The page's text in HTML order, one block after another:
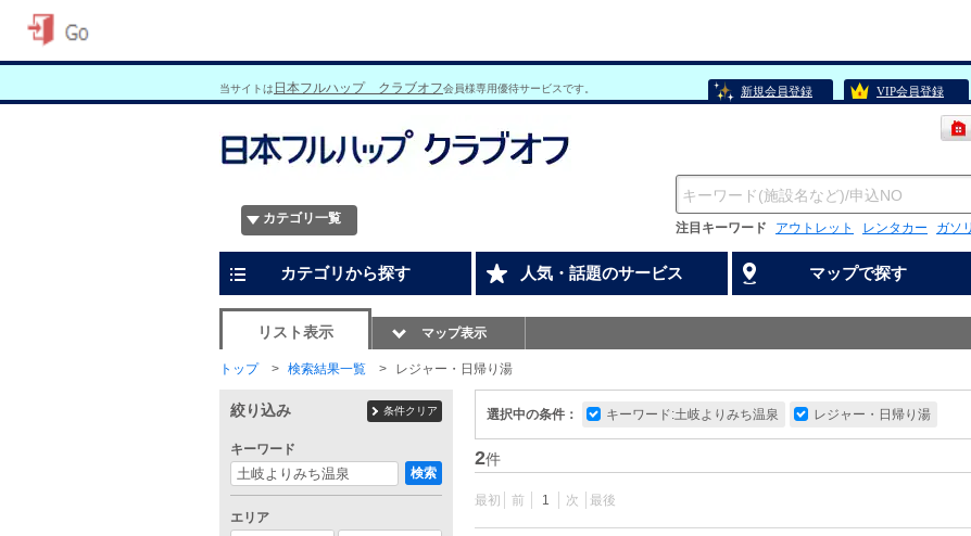
当サイトは 日本フルハップ クラブオフ会員様専用優待サービスです。 新規会員登録 VIP会員登録
カテゴリ一覧
注目キーワード アウトレット レンタカー ガソ
カテゴリから探す 人気・話題のサービス マップで探す
リスト表示 マップ表示
トップ 検索結果一覧 レジャー・日帰り湯
選択中の条件： キーワード:土岐よりみち温泉 レジャー・日帰り湯
2件
最初 前 1 次 最後
絞り込み 条件クリア
キーワード
検索
エリア